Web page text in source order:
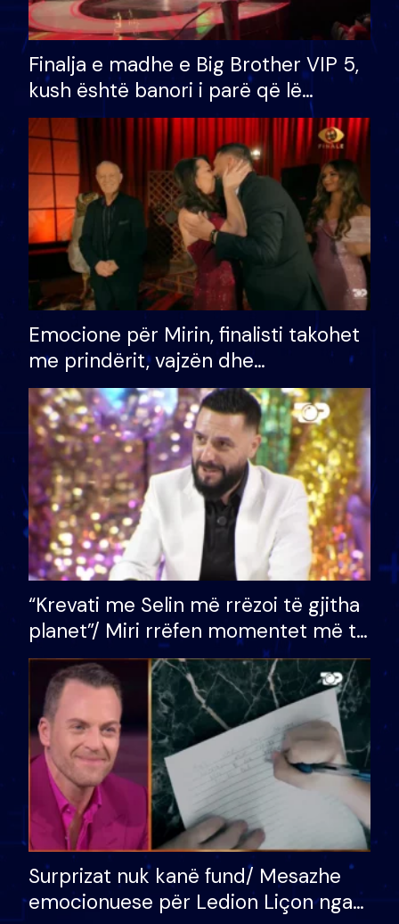
Finalja e madhe e Big Brother VIP 5,
kush është banori i parë që lë
shtëpinë dhe humb mundësinë për
të fituar çmimin e madh
Emocione për Mirin, finalisti takohet
me prindërit, vajzën dhe
bashkëshorten: S’kemi ndonjë letër
divorci apo jo?
“Krevati me Selin më rrëzoi të gjitha
planet”/ Miri rrëfen momentet më të
bukura në shtëpinë e BB VIP: Do më
mungojë zilja e mëngjesit kur…
Surprizat nuk kanë fund/ Mesazhe
emocionuese për Ledion Liçon nga